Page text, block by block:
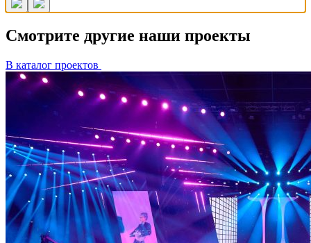
Смотрите другие наши проекты
В каталог проектов